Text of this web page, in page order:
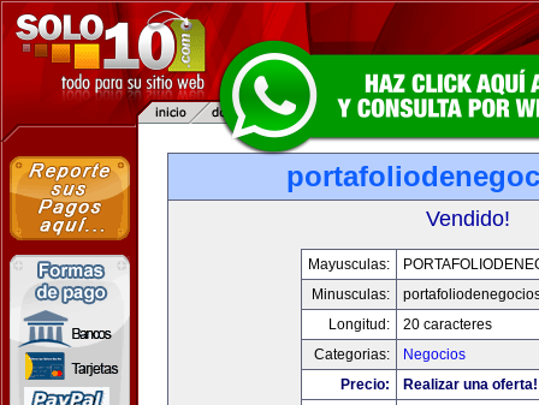
Vendido!
Mayusculas:
Minusculas:
Longitud:
20 caracteres
Categorias:
Negocios
Precio:
Realizar una oferta!